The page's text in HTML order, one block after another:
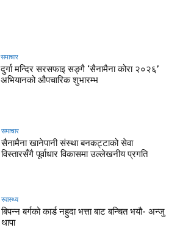
समाचार
दुर्गा मन्दिर सरसफाइ सङ्गै ‘सैनामैना कोरा २०२६’
अभियानको औपचारिक शुभारम्भ
समाचार
सैनामैना खानेपानी संस्था बनकट्टाको सेवा
विस्तारसँगै पूर्वाधार विकासमा उल्लेखनीय प्रगति
स्वास्थ्य
बिपन्न बर्गको कार्ड नहुदा भत्ता बाट बन्चित भयौ- अन्जु
थापा